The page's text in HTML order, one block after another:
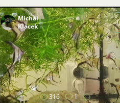
Zdjęcie
Michal
Klacek
316 1